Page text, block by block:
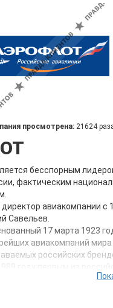
просмотрена: 21624
бесспорным
фактическим
авиакомпании с
Савельев.
17 марта 1923
авиакомпаний
российских
году первым из
вступил в
(IATA).